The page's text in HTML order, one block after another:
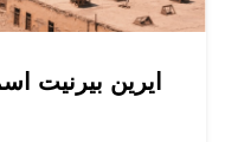
ايرين بيرنيت